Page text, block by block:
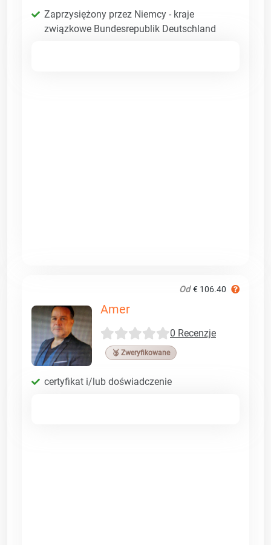
Zaprzysiężony przez Niemcy - kraje
związkowe Bundesrepublik Deutschland
Od € 106.40
Amer
0 Recenzje
🥉 Zweryfikowane
certyfikat i/lub doświadczenie